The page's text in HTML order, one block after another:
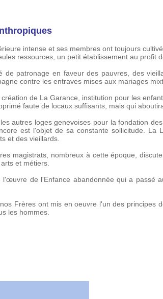
intense et ses membres ont toujours
ressources, un petit établissement au profit
de patronage en faveur des pauvres, des
contre les entraves mises aux mariages
de La Garance, institution pour les
faute de locaux suffisants, mais qui
autres loges genevoises pour la fondation
est l'objet de sa constante sollicitude.
et des vieillards.
magistrats, nombreux à cette époque,
et métiers.
de l'Enfance abandonnée qui a passé
Frères ont mis en oeuvre l'un des principes
les hommes.